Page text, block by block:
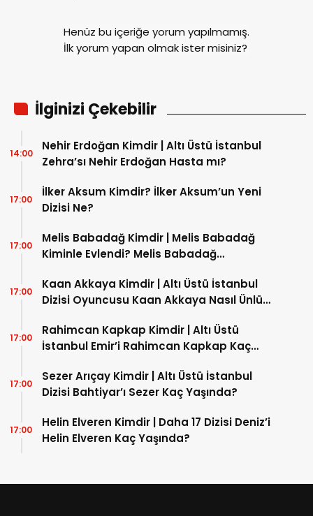
Henüz bu içeriğe yorum yapılmamış.
İlk yorum yapan olmak ister misiniz?
İlginizi Çekebilir
Nehir Erdoğan Kimdir | Altı Üstü İstanbul
Zehra’sı Nehir Erdoğan Hasta mı?
14:00
İlker Aksum Kimdir? İlker Aksum’un Yeni
Dizisi Ne?
17:00
Melis Babadağ Kimdir | Melis Babadağ
Kiminle Evlendi? Melis Babadağ
17:00
Kaan Akkaya Kimdir | Altı Üstü İstanbul
Dizisi Oyuncusu Kaan Akkaya Nasıl Ünlü
17:00
Rahimcan Kapkap Kimdir | Altı Üstü
İstanbul Emir’i Rahimcan Kapkap Kaç
17:00
Sezer Arıçay Kimdir | Altı Üstü İstanbul
Dizisi Bahtiyar’ı Sezer Kaç Yaşında?
17:00
Helin Elveren Kimdir | Daha 17 Dizisi Deniz’i
Helin Elveren Kaç Yaşında?
17:00